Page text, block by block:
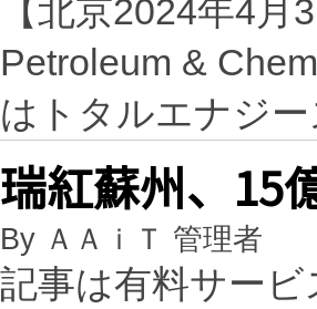
【北京2024年4
Petroleum &
はトタルエナジ
瑞紅蘇州、15
By ＡＡｉＴ 管理者
記事は有料サー